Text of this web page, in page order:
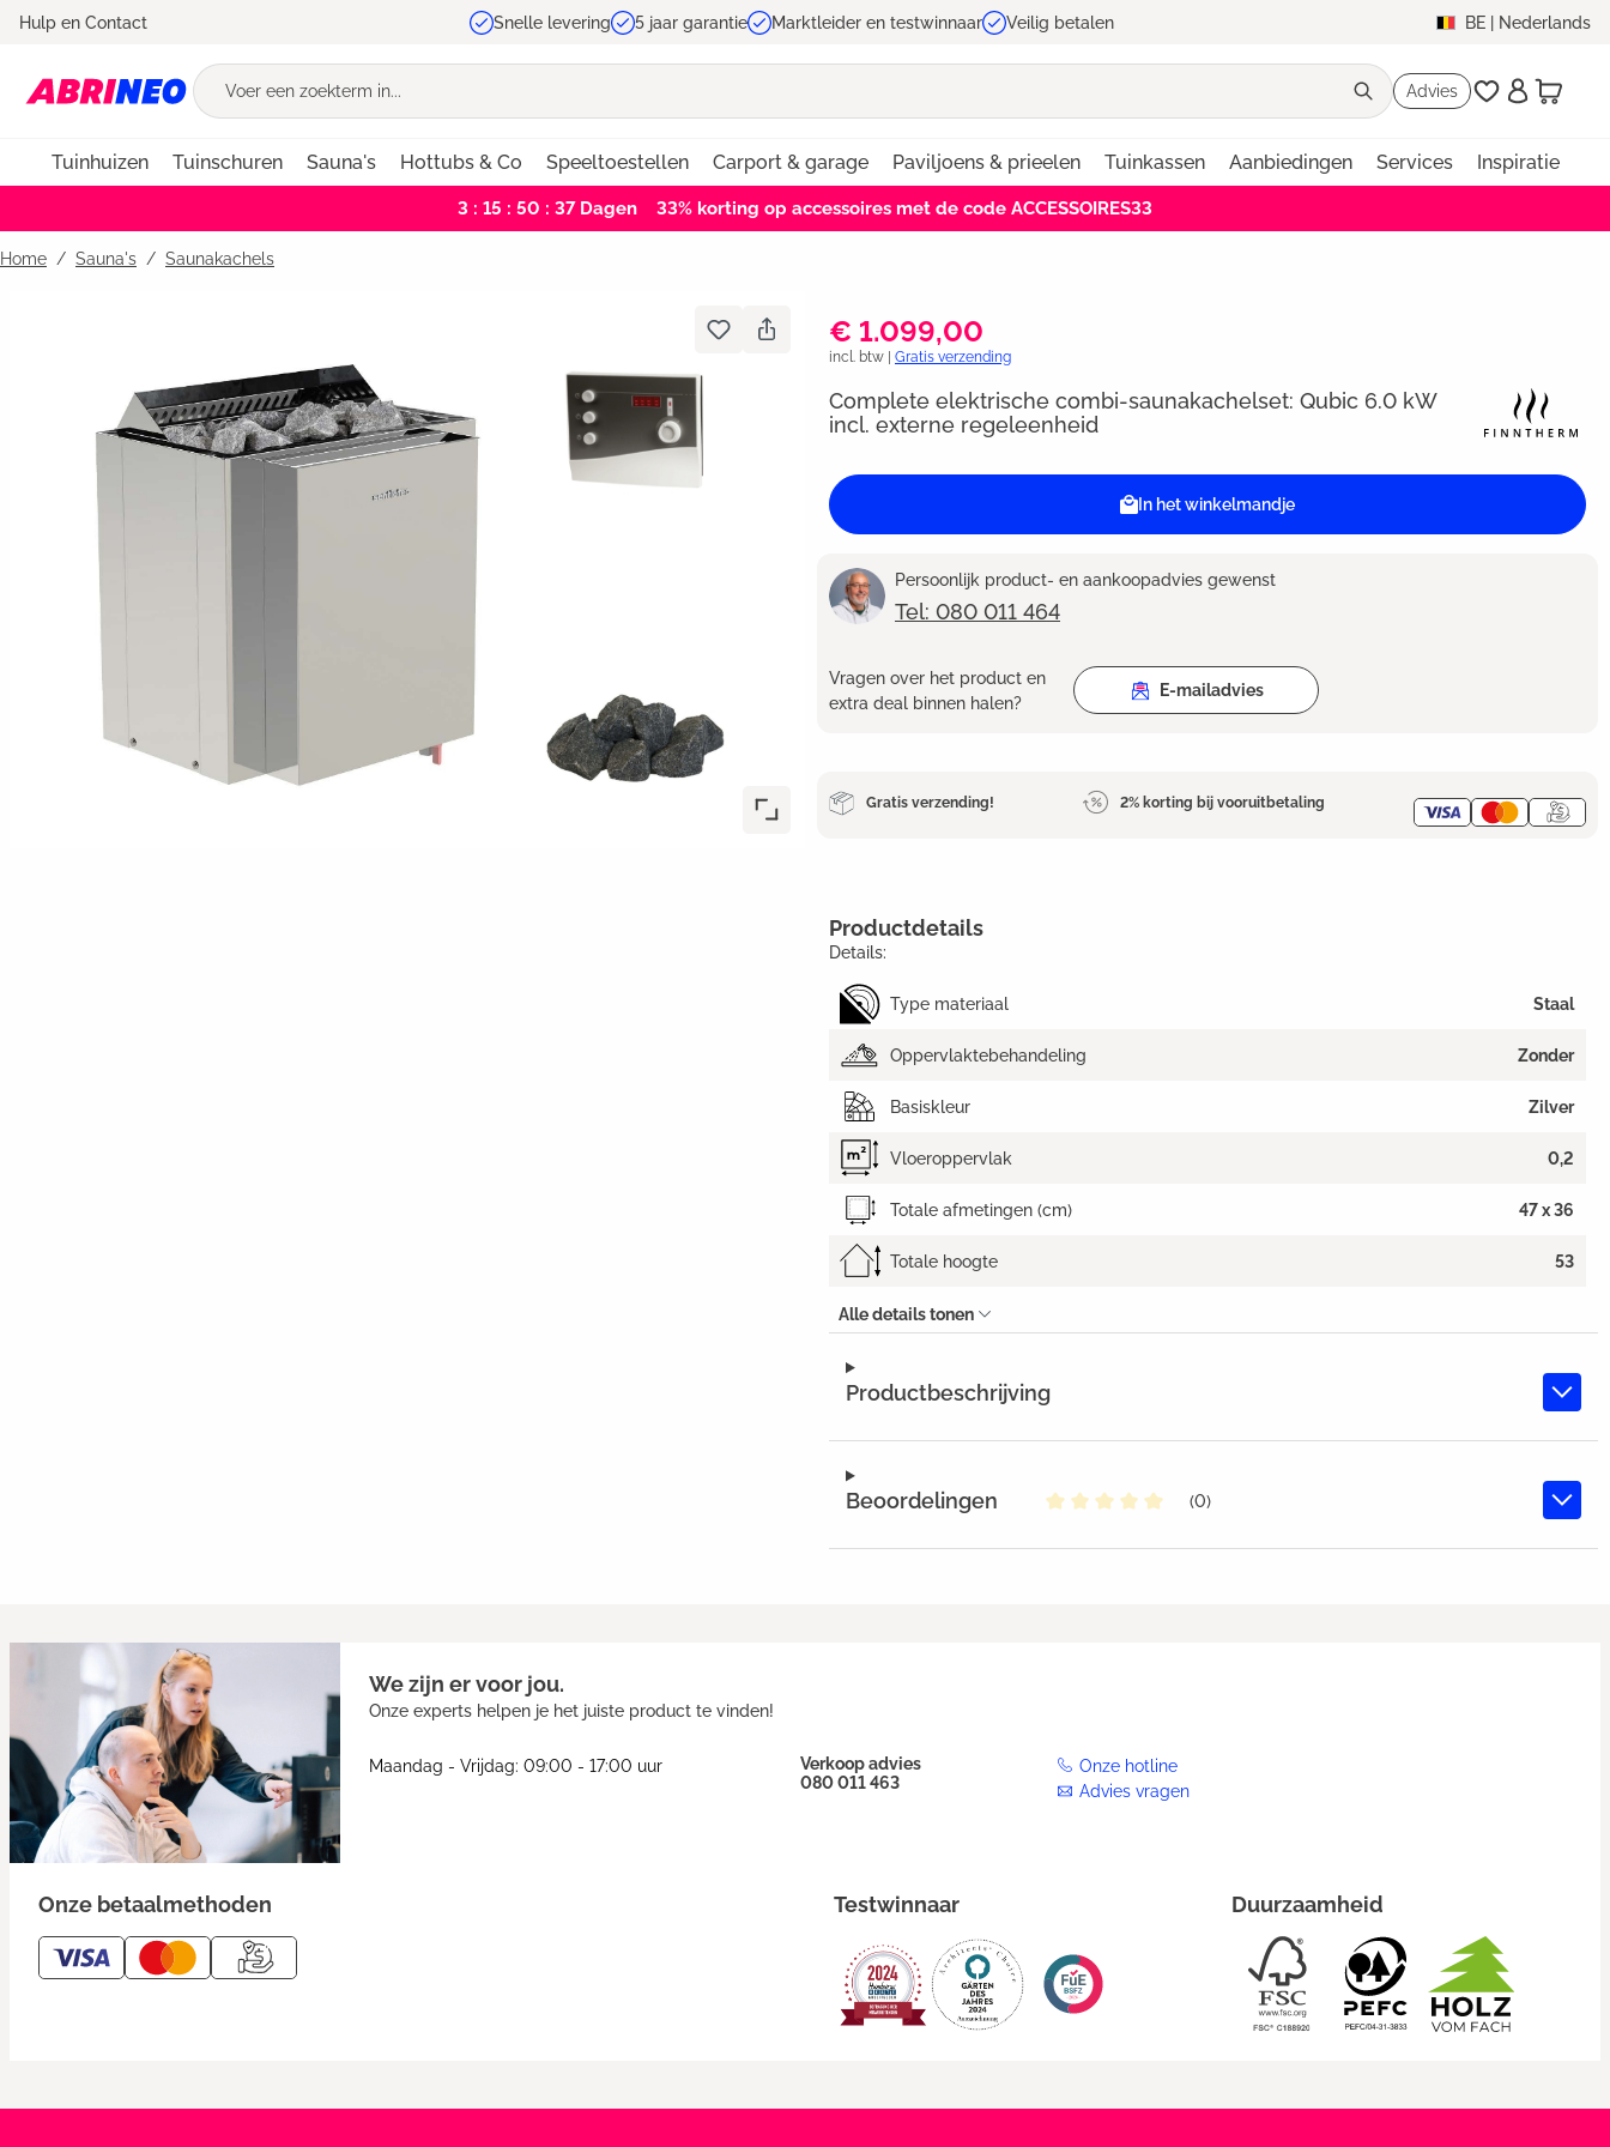
Ga naar de hoofdnavigatie
Hulp en Contact Snelle levering 5 jaar garantie Marktleider en testwinnaar Veilig betalen BE | Nederlands
Advies
Tuinhuizen Tuinschuren Sauna's Hottubs & Co Speeltoestellen Carport & garage Paviljoens & prieelen Tuinkassen Aanbiedingen Services Inspiratie
3 : 15 : 50 : 37Dagen 33% korting op accessoires met de code ACCESSOIRES33
Home Sauna's / Saunakachels
€ 1.099,00
incl. btw | Gratis verzending
Complete elektrische combi-saunakachelset: Qubic 6.0 kW
incl. externe regeleenheid
In het winkelmandje
Persoonlijk product- en aankoopadvies gewenst
Tel: 080 011 464
Vragen over het product en
extra deal binnen halen?
E-mailadvies
Gratis verzending! 2% korting bij vooruitbetaling
Productbeschrijving
Beoordelingen
(0)
Productdetails
Details:
Type materiaal Staal
Oppervlaktebehandeling Zonder
Basiskleur Zilver
Vloeroppervlak 0,2
Totale afmetingen (cm) 47 x 36
Totale hoogte 53
Alle details tonen
We zijn er voor jou.
Onze experts helpen je het juiste product te vinden!
Maandag - Vrijdag: 09:00 - 17:00 uur
Verkoop advies
080 011 463
Onze hotline
Advies vragen
Onze betaalmethoden Testwinnaar Duurzaamheid